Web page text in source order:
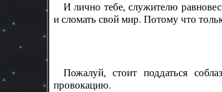
И лично тебе, служителю
и сломать свой мир. Потому что
Пожалуй, стоит поддаться
провокацию.